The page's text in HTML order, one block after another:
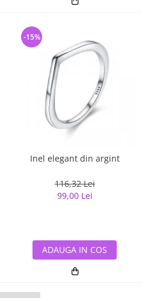
Inel elegant din argint
116,32 Lei
99,00 Lei
-15%
ADAUGA IN COS